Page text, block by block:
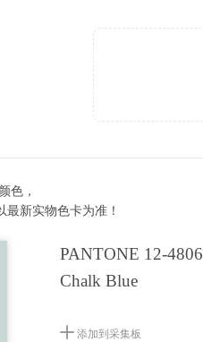
色，
新实物色卡为准！
PANTONE 12-
Chalk Blue
添加到采集板